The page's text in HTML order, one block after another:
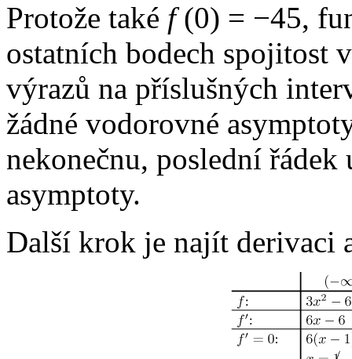
Protože také f(0) = −45,
ostatních bodech spojitost
výrazů na příslušných
žádné vodorovné
nekonečnu, poslední řádek
asymptoty.
Další krok je najít derivaci